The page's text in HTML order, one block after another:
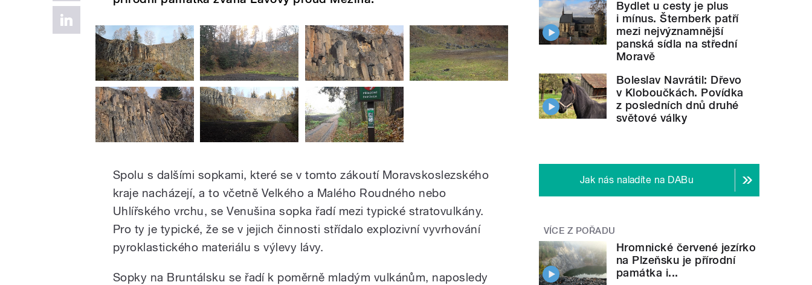
Spolu s dalšími sopkami, které se v tomto zákoutí Moravskoslezského
kraje nacházejí, a to včetně Velkého a Malého Roudného nebo
Uhlířského vrchu, se Venušina sopka řadí mezi typické stratovulkány.
Pro ty je typické, že se v jejich činnosti střídalo explozivní vyvrhování
pyroklastického materiálu s výlevy lávy.
Sopky na Bruntálsku se řadí k poměrně mladým vulkánům, naposledy
Bydlet u cesty je plus
i mínus. Šternberk patří
mezi nejvýznamnější
panská sídla na střední
Moravě
Boleslav Navrátil: Dřevo
v Kloboučkách. Povídka
z posledních dnů druhé
světové války
Jak nás naladíte na DABu
VÍCE Z POŘADU
Hromnické červené jezírko
na Plzeňsku je přírodní
památka i...